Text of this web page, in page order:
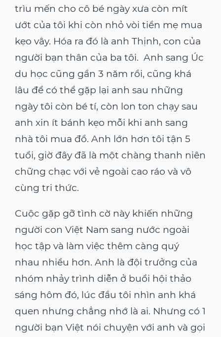
trìu mến cho cô bé ngày xưa còn mít
ướt của tôi khi còn nhỏ vòi tiền mẹ mua
kẹo vây. Hóa ra đó là anh Thịnh, con của
người bạn thân của ba tôi. Anh sang Úc
du học cũng gần 3 năm rồi, cũng khá
lâu để có thể gặp lại anh sau những
ngày tôi còn bé tí, còn lon ton chạy sau
anh xin ít bánh kẹo mỗi khi anh sang
nhà tôi mua đồ. Anh lớn hơn tôi tận 5
tuổi, giờ đây đã là một chàng thanh niên
chững chạc với vẻ ngoài cao ráo và vô
cùng tri thức.
Cuộc gặp gỡ tình cờ này khiến những
người con Việt Nam sang nước ngoài
học tập và làm việc thêm càng quý
nhau nhiều hơn. Anh là đội trưởng của
nhóm nhảy trình diễn ở buổi hội thảo
sáng hôm đó, lúc đầu tôi nhìn anh khá
quen nhưng chẳng nhớ là ai. Nhưng có 1
người bạn Việt nói chuyện với anh và gọi